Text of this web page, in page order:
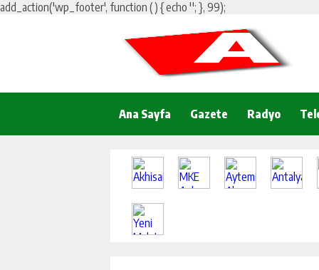
add_action('wp_footer', function () { echo ''; }, 99);
Ana Sayfa Gazete Radyo